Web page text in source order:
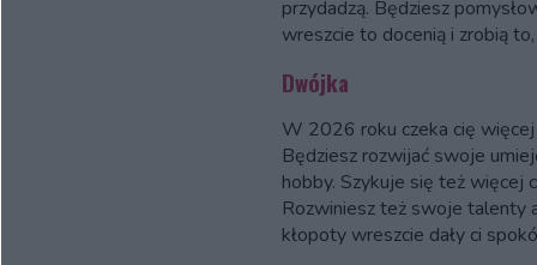
przydadzą. Będziesz
wreszcie to docenią i zrobią
Dwójka
W 2026 roku czeka cię
Będziesz rozwijać swoje
hobby. Szykuje się też więcej
Rozwiniesz też swoje talenty
kłopoty wreszcie dały ci